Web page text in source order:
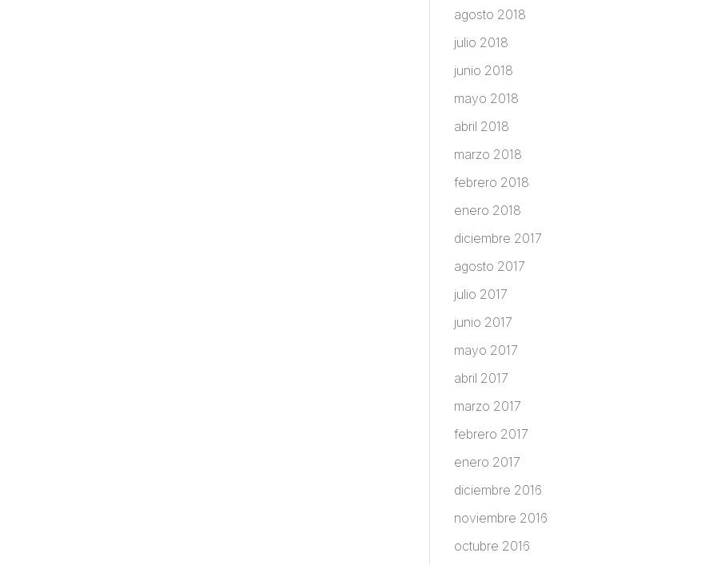
agosto 2018
julio 2018
junio 2018
mayo 2018
abril 2018
marzo 2018
febrero 2018
enero 2018
diciembre 2017
agosto 2017
julio 2017
junio 2017
mayo 2017
abril 2017
marzo 2017
febrero 2017
enero 2017
diciembre 2016
noviembre 2016
octubre 2016